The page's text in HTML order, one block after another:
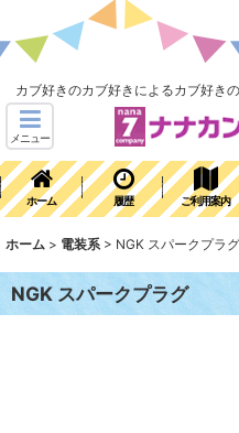
カブ好きのカブ好きによるカブ好き
メニュー
ホーム 履歴 ご利用案内
ホーム > 電装系 > NGK スパークプラグ
NGK スパークプラグ